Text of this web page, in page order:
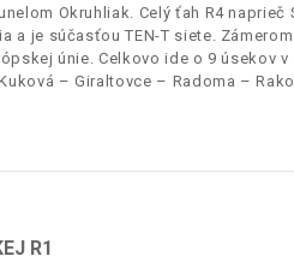
Okruhliak. Celý ťah R4 naprieč
a je súčasťou TEN-T siete.
únie. Celkovo ide o 9 úsekov
– Giraltovce – Radoma –
R1